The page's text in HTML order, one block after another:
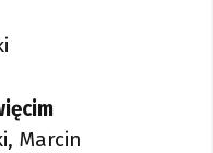
Marcin